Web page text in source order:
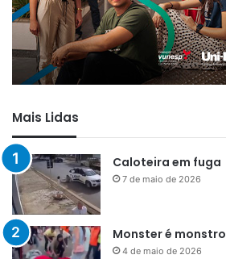
Mais Lidas
Caloteira em fuga
7 de maio de 2026
Monster é monstro
4 de maio de 2026